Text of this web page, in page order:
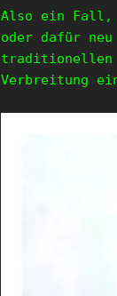
Also ein Fall,
oder dafür
traditionellen
Verbreitung